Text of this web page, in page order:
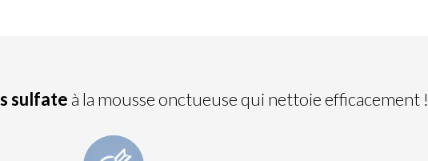
sulfate à la mousse onctueuse qui nettoie efficacement !